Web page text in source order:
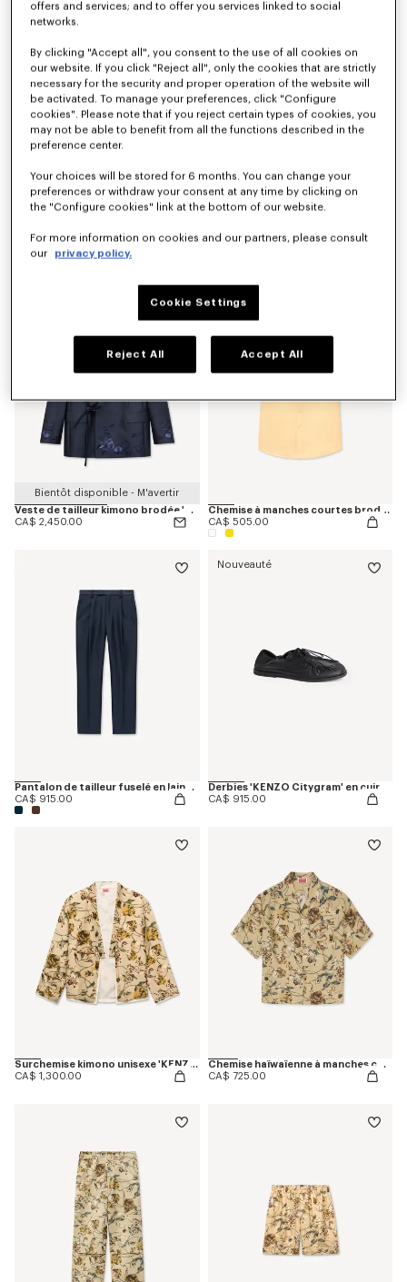
Nouveauté
Pantalon de tailleur fuselé en laine vierge et soie
CA$ 915.00
Nouveauté
CA$ 915.00
Bientôt disponible - M'avertir
Veste de tailleur kimono brodée 'KENZO Wildflower' en laine vierge et soie
CA$ 2,450.00
Chemise à manches courtes brodée 'KENZO Jumping Tiger' en coton Oxford
CA$ 505.00
Pantalon de tailleur fuselé en laine vierge et soie
CA$ 915.00
Nouveauté
Derbies 'KENZO Citygram' en cuir
CA$ 915.00
Surchemise kimono unisexe 'KENZO Wildflower' en coton et soie
CA$ 1,300.00
Chemise haïwaïenne à manches courtes 'KENZO Wildflower' en soie
CA$ 725.00
offers and services; and to offer you services linked to social
networks.
By clicking "Accept all", you consent to the use of all cookies on
our website. If you click "Reject all", only the cookies that are strictly
necessary for the security and proper operation of the website will
be activated. To manage your preferences, click "Configure
cookies". Please note that if you reject certain types of cookies, you
may not be able to benefit from all the functions described in the
preference center.
Your choices will be stored for 6 months. You can change your
preferences or withdraw your consent at any time by clicking on
the "Configure cookies" link at the bottom of our website.
For more information on cookies and our partners, please consult
our
privacy policy.
Cookie Settings
Reject All Accept All